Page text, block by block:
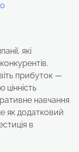
які
прибуток —
навчання
як додатковий
в